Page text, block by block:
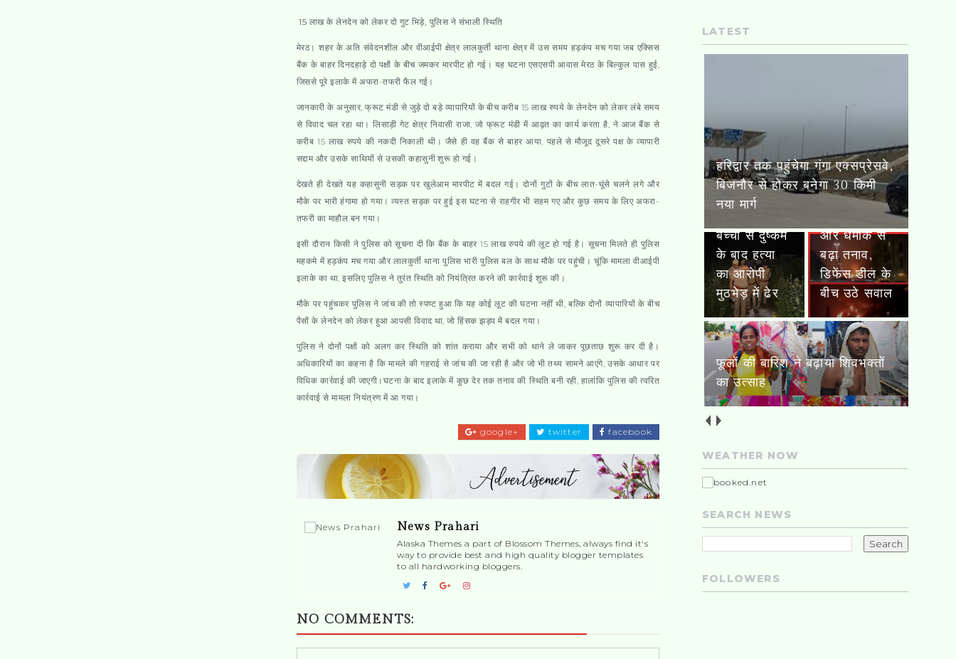
15 लाख के लेनदेन को लेकर दो गुट भिड़े, पुलिस ने संभाली स्थिति
मेरठ। शहर के अति संवेदनशील और वीआईपी क्षेत्र लालकुर्ती थाना क्षेत्र में उस समय हड़कंप मच गया जब एक्सिस
बैंक के बाहर दिनदहाड़े दो पक्षों के बीच जमकर मारपीट हो गई। यह घटना एसएसपी आवास मेरठ के बिल्कुल पास हुई,
जिससे पूरे इलाके में अफरा-तफरी फैल गई।
जानकारी के अनुसार, फ्रूट मंडी से जुड़े दो बड़े व्यापारियों के बीच करीब 15 लाख रुपये के लेनदेन को लेकर लंबे समय
से विवाद चल रहा था। लिसाड़ी गेट क्षेत्र निवासी राजा, जो फ्रूट मंडी में आढ़त का कार्य करता है, ने आज बैंक से
करीब 15 लाख रुपये की नकदी निकाली थी। जैसे ही वह बैंक से बाहर आया, पहले से मौजूद दूसरे पक्ष के व्यापारी
सद्दाम और उसके साथियों से उसकी कहासुनी शुरू हो गई।
देखते ही देखते यह कहासुनी सड़क पर खुलेआम मारपीट में बदल गई। दोनों गुटों के बीच लात-घूंसे चलने लगे और
मौके पर भारी हंगामा हो गया। व्यस्त सड़क पर हुई इस घटना से राहगीर भी सहम गए और कुछ समय के लिए अफरा-
तफरी का माहौल बन गया।
इसी दौरान किसी ने पुलिस को सूचना दी कि बैंक के बाहर 15 लाख रुपये की लूट हो गई है। सूचना मिलते ही पुलिस
महकमे में हड़कंप मच गया और लालकुर्ती थाना पुलिस भारी पुलिस बल के साथ मौके पर पहुंची। चूंकि मामला वीआईपी
इलाके का था, इसलिए पुलिस ने तुरंत स्थिति को नियंत्रित करने की कार्रवाई शुरू की।
मौके पर पहुंचकर पुलिस ने जांच की तो स्पष्ट हुआ कि यह कोई लूट की घटना नहीं थी, बल्कि दोनों व्यापारियों के बीच
पैसों के लेनदेन को लेकर हुआ आपसी विवाद था, जो हिंसक झड़प में बदल गया।
पुलिस ने दोनों पक्षों को अलग कर स्थिति को शांत कराया और सभी को थाने ले जाकर पूछताछ शुरू कर दी है।
अधिकारियों का कहना है कि मामले की गहराई से जांच की जा रही है और जो भी तथ्य सामने आएंगे, उसके आधार पर
विधिक कार्रवाई की जाएगी।घटना के बाद इलाके में कुछ देर तक तनाव की स्थिति बनी रही, हालांकि पुलिस की त्वरित
कार्रवाई से मामला नियंत्रण में आ गया।
facebook
twitter
google+
News Prahari
Alaska Themes a part of Blossom Themes, always find it's
way to provide best and high quality blogger templates
to all hardworking bloggers.
NO COMMENTS:
LATEST
बच्ची से दुष्कर्म के बाद हत्या का
आरोपी मुठभेड़ में ढेर
सऊदी अरब में
दो जगह आग
और धमाके से
बढ़ा तनाव,
डिफेंस डील के
बीच उठे सवाल
फूलों की बारिश
ने बढ़ाया
शिवभक्तों का
उत्साह
लोको पायलट का बेटा सीआईएसएफ
में बना असिस्टेंट कमांडेंट
WEATHER NOW
SEARCH NEWS
FOLLOWERS